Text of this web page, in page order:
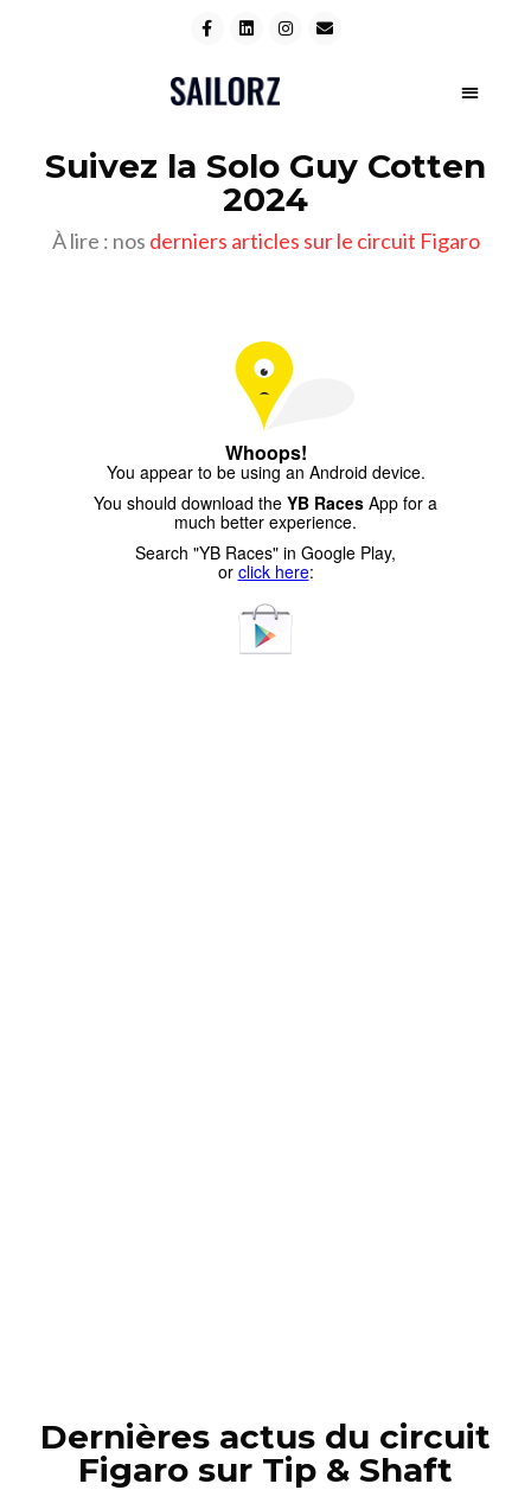
Suivez la Solo Guy Cotten
2024
À lire : nos derniers articles sur le circuit Figaro
Dernières actus du circuit
Figaro sur Tip & Shaft